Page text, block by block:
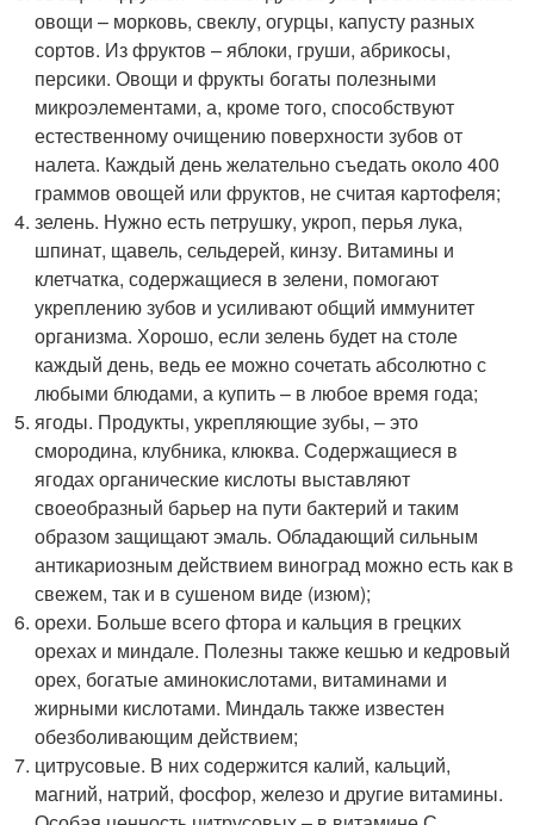
овощи – морковь, свеклу, огурцы, капусту разных
сортов. Из фруктов – яблоки, груши, абрикосы,
персики. Овощи и фрукты богаты полезными
микроэлементами, а, кроме того, способствуют
естественному очищению поверхности зубов от
налета. Каждый день желательно съедать около 400
граммов овощей или фруктов, не считая картофеля;
зелень. Нужно есть петрушку, укроп, перья лука,
шпинат, щавель, сельдерей, кинзу. Витамины и
клетчатка, содержащиеся в зелени, помогают
укреплению зубов и усиливают общий иммунитет
организма. Хорошо, если зелень будет на столе
каждый день, ведь ее можно сочетать абсолютно с
любыми блюдами, а купить – в любое время года;
ягоды. Продукты, укрепляющие зубы, – это
смородина, клубника, клюква. Содержащиеся в
ягодах органические кислоты выставляют
своеобразный барьер на пути бактерий и таким
образом защищают эмаль. Обладающий сильным
антикариозным действием виноград можно есть как в
свежем, так и в сушеном виде (изюм);
орехи. Больше всего фтора и кальция в грецких
орехах и миндале. Полезны также кешью и кедровый
орех, богатые аминокислотами, витаминами и
жирными кислотами. Миндаль также известен
обезболивающим действием;
цитрусовые. В них содержится калий, кальций,
магний, натрий, фосфор, железо и другие витамины.